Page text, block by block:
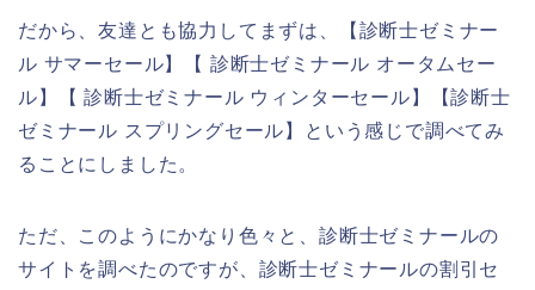
だから、友達とも協力してまずは、【診断士ゼミナー
ル サマーセール】【 診断士ゼミナール オータムセー
ル】【 診断士ゼミナール ウィンターセール】【診断士
ゼミナール スプリングセール】という感じで調べてみ
ることにしました。
ただ、このようにかなり色々と、診断士ゼミナールの
サイトを調べたのですが、診断士ゼミナールの割引セ